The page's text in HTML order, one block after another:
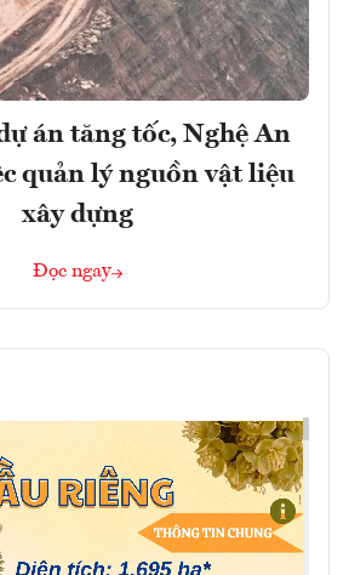
án tăng tốc, Nghệ An
quản lý nguồn vật liệu
xây dựng
Đọc ngay